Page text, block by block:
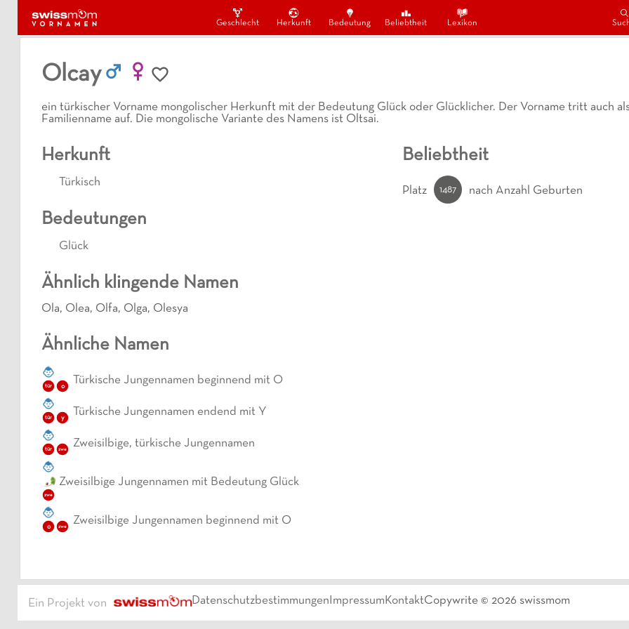
Geschlecht Herkunft Bedeutung Beliebtheit Lexikon
Olcay
ein türkischer Vorname mongolischer Herkunft mit der Bedeutung Glück oder Glücklicher. Der Vorname tritt auch
Familienname auf. Die mongolische Variante des Namens ist Oltsai.
Herkunft
Türkisch
Bedeutungen
Glück
Ähnlich klingende Namen
Ola, Olea, Olfa, Olga, Olesya
Ähnliche Namen
tür o Türkische Jungennamen beginnend mit O
tür y
Türkische Jungennamen endend mit Y
tür zwe Zweisilbige, türkische Jungennamen
zwe
Zweisilbige Jungennamen mit Bedeutung Glück
o zwe Zweisilbige Jungennamen beginnend mit O
Beliebtheit
Platz 1487 nach Anzahl Geburten
Ein Projekt von DatenschutzbestimmungenImpressumKontaktCopywrite © 2026 swissmom